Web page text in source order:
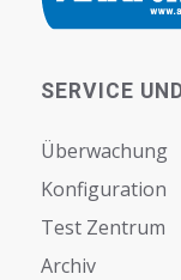
SERVICE
Überwachung
Konfiguration
Test Zentrum
Archiv